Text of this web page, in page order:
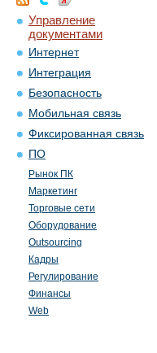
Управление
документами
Интернет
Интеграция
Безопасность
Мобильная связь
Фиксированная связь
ПО
Рынок ПК
Маркетинг
Торговые сети
Оборудование
Outsourcing
Кадры
Регулирование
Финансы
Web